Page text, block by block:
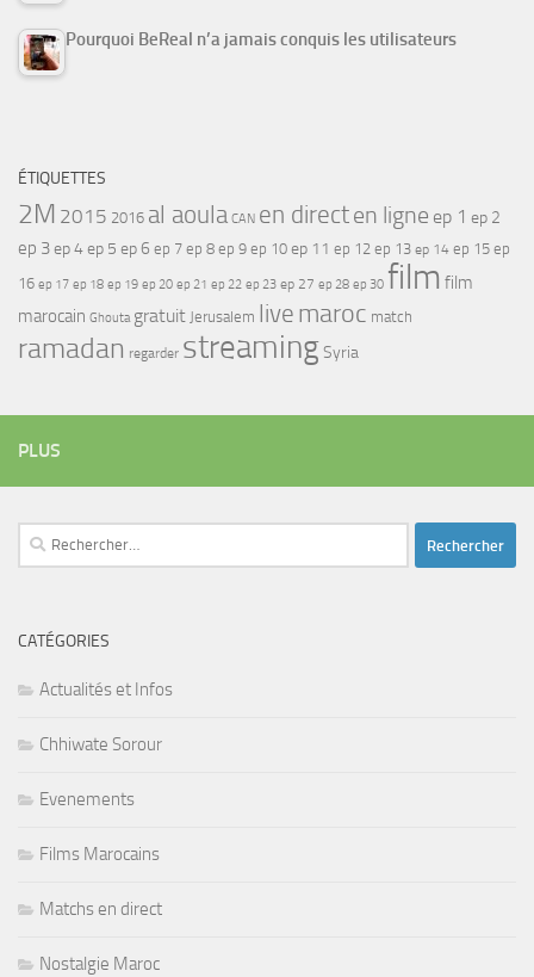
Pourquoi BeReal n’a jamais conquis les utilisateurs
ÉTIQUETTES
2M 2015 2016 al aoula CAN en directen ligne ep 1 ep 2
ep 3ep 4ep 5 ep 6 ep 7 ep 8 ep 9 ep 10 ep 11 ep 12 ep 13 ep 14 ep 15 ep
16 ep 17 ep 18 ep 19 ep 20 ep 21 ep 22 ep 23 ep 27 ep 28 ep 30 film film
marocain Ghouta gratuit Jerusalem live maroc match
ramadan regarder streamingSyria
PLUS
Rechercher :
CATÉGORIES
Actualités et Infos
Chhiwate Sorour
Evenements
Films Marocains
Matchs en direct
Nostalgie Maroc